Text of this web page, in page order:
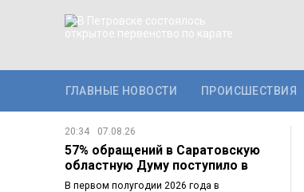
ГЛАВНЫЕ НОВОСТИ ПРОИСШЕСТВИЯ
20:34 07.08.26
57% обращений в Саратовскую
областную Думу поступило в
электронном…
В первом полугодии 2026 года в